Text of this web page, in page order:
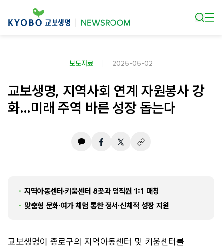
보도자료 2025-05-02
교보생명, 지역사회 연계 자원봉사 강
화…미래 주역 바른 성장 돕는다
지역아동센터∙키움센터 8곳과 임직원 1:1 매칭
맞춤형 문화∙여가 체험 통한 정서∙신체적 성장 지원
교보생명이 종로구의 지역아동센터 및 키움센터를